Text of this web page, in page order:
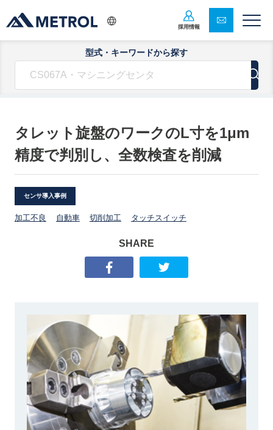
採用情報
型式・キーワードから探す
タレット旋盤のワークのL寸を1μm
精度で判別し、全数検査を削減
センサ導入事例
加工不良 自動車 切削加工 タッチスイッチ
SHARE